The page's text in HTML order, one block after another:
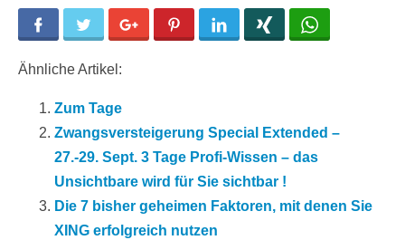
Facebook Twitter Google+ Pinterest LinkedIn
Ähnliche Artikel:
Zum Tage
Zwangsversteigerung Special Extended –
27.-29. Sept. 3 Tage Profi-Wissen – das
Unsichtbare wird für Sie sichtbar !
Die 7 bisher geheimen Faktoren, mit denen Sie
XING erfolgreich nutzen